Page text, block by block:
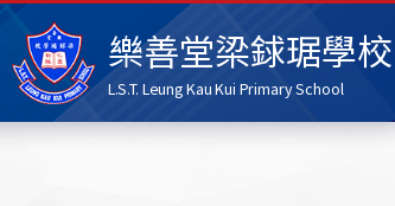
樂善堂梁銶琚學校
L.S.T. Leung Kau Kui Primary School